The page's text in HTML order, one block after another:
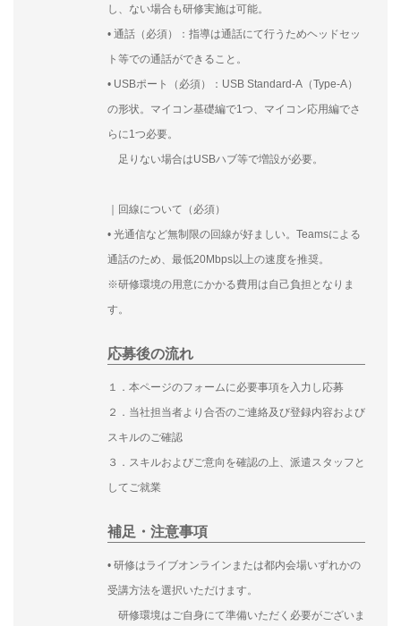
し、ない場合も研修実施は可能。
• 通話（必須）：指導は通話にて行うためヘッドセッ
ト等での通話ができること。
• USBポート（必須）：USB Standard-A（Type-A）
の形状。マイコン基礎編で1つ、マイコン応用編でさ
らに1つ必要。
足りない場合はUSBハブ等で増設が必要。
｜回線について（必須）
• 光通信など無制限の回線が好ましい。Teamsによる
通話のため、最低20Mbps以上の速度を推奨。
※研修環境の用意にかかる費用は自己負担となりま
す。
応募後の流れ
１．本ページのフォームに必要事項を入力し応募
２．当社担当者より合否のご連絡及び登録内容および
スキルのご確認
３．スキルおよびご意向を確認の上、派遣スタッフと
してご就業
補足・注意事項
• 研修はライブオンラインまたは都内会場いずれかの
受講方法を選択いただけます。
研修環境はご自身にて準備いただく必要がございま